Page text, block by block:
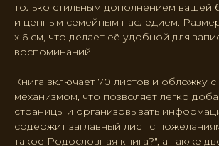
только стильным дополнением вашей
и ценным семейным наследием.
х 6 см, что делает её удобной для
воспоминаний.
Книга включает 70 листов и обложку
механизмом, что позволяет легко
страницы и организовывать
содержит заглавный лист с
такое Родословная книга?", а также